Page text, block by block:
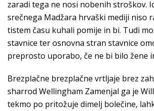
zaradi tega ne nosi nobenih stroškov.
srečnega Madžara hrvaški mediji niso
tistem času kuhali pomije in bi. Tudi
stavnice ter osnovna stran stavnice
preprosto uporabo, če ne bi bilo žene
Brezplačne brezplačne vrtljaje brez
sharrod Wellingham Zamenjal ga je
tekmo po pritožuje dimelj bolečine,